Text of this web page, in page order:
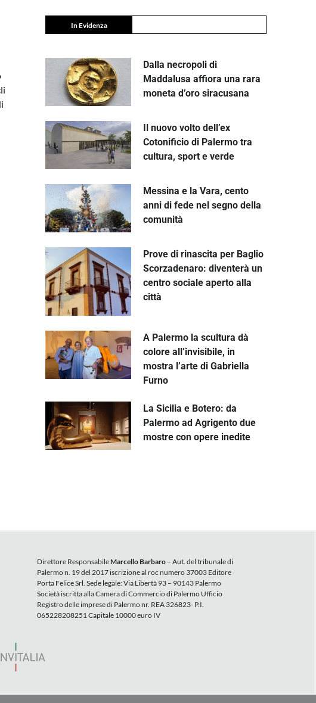
In Evidenza
Dalla necropoli di
Maddalusa affiora una rara
moneta d’oro siracusana
Il nuovo volto dell’ex
Cotonificio di Palermo tra
cultura, sport e verde
Messina e la Vara, cento
anni di fede nel segno della
comunità
Prove di rinascita per Baglio
Scorzadenaro: diventerà un
centro sociale aperto alla
città
A Palermo la scultura dà
colore all’invisibile, in
mostra l’arte di Gabriella
Furno
La Sicilia e Botero: da
Palermo ad Agrigento due
mostre con opere inedite
Direttore ResponsabileMarcello Barbaro– Aut. del tribunale di
Palermo n. 19 del 2017 iscrizione al roc numero 37003 Editore
Porta Felice Srl. Sede legale: Via Libertà 93 – 90143 Palermo
Società iscritta alla Camera di Commercio di Palermo Ufficio
Registro delle imprese di Palermo nr. REA 326823- P.I.
065228208251 Capitale 10000 euro IV